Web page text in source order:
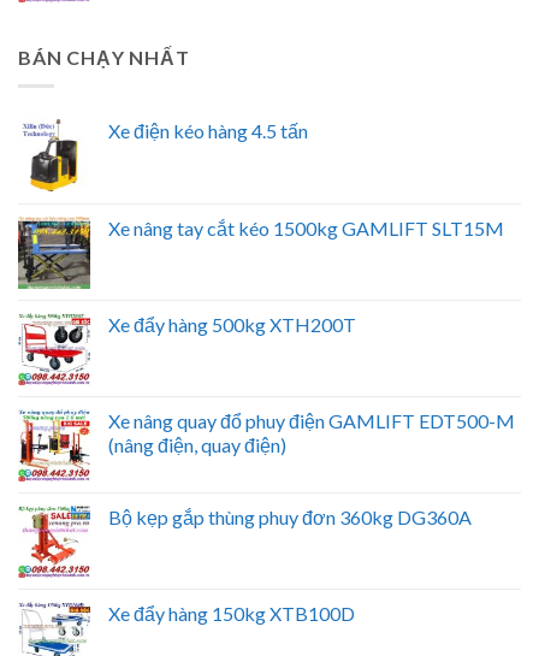
BÁN CHẠY NHẤT
Xe điện kéo hàng 4.5 tấn
Xe nâng tay cắt kéo 1500kg GAMLIFT SLT15M
Xe đẩy hàng 500kg XTH200T
Xe nâng quay đổ phuy điện GAMLIFT EDT500-M
(nâng điện, quay điện)
Bộ kẹp gắp thùng phuy đơn 360kg DG360A
Xe đẩy hàng 150kg XTB100D